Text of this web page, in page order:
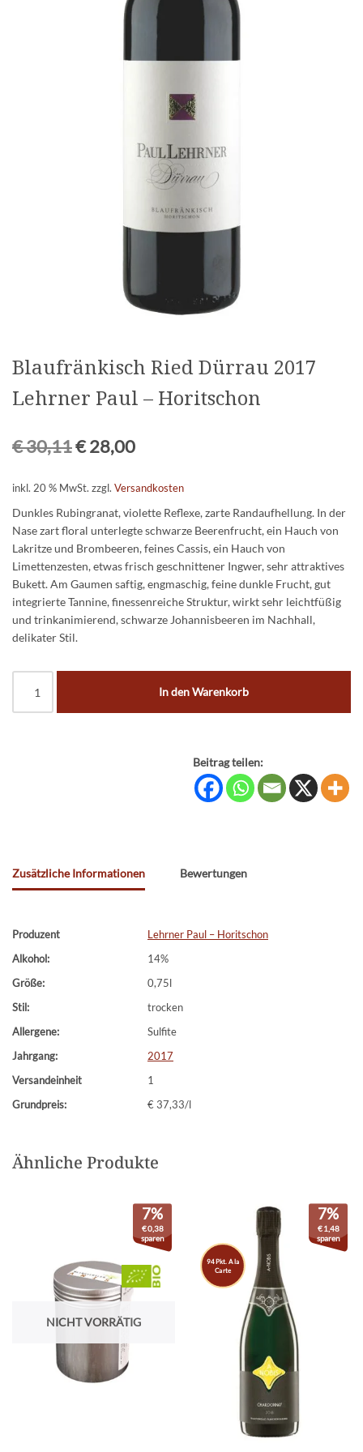
Blaufränkisch Ried Dürrau 2017
Lehrner Paul – Horitschon
€30,11€28,00
inkl. 20 % MwSt. zzgl. Versandkosten
Dunkles Rubingranat, violette Reflexe, zarte Randaufhellung. In der
Nase zart floral unterlegte schwarze Beerenfrucht, ein Hauch von
Lakritze und Brombeeren, feines Cassis, ein Hauch von
Limettenzesten, etwas frisch geschnittener Ingwer, sehr attraktives
Bukett. Am Gaumen saftig, engmaschig, feine dunkle Frucht, gut
integrierte Tannine, finessenreiche Struktur, wirkt sehr leichtfüßig
und trinkanimierend, schwarze Johannisbeeren im Nachhall,
delikater Stil.
In den Warenkorb
Beitrag teilen:
Zusätzliche Informationen Bewertungen
Produzent
Lehrner Paul – Horitschon
Alkohol:
14%
Größe:
0,75l
Stil:
trocken
Allergene:
Sulfite
Jahrgang:
2017
Versandeinheit
1
Grundpreis:
€ 37,33/l
Ähnliche Produkte
NICHT VORRÄTIG
7%
€0,38
sparen
94 Pkt. A la
Carte
7%
€1,48
sparen